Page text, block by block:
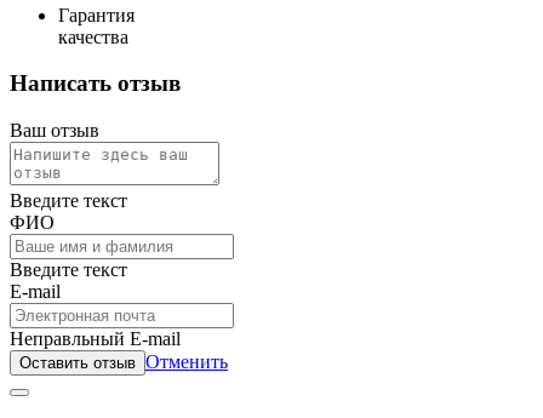
Гарантия
качества
Написать отзыв
Ваш отзыв
Введите текст
ФИО
Введите текст
E-mail
Неправльный E-mail
Оставить отзыв Отменить